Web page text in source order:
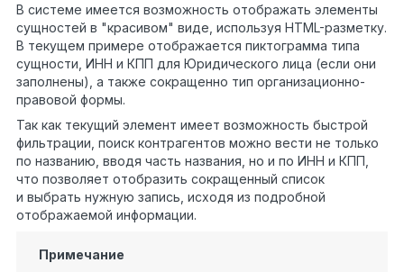
В системе имеется возможность отображать элементы
сущностей в "красивом" виде, используя HTML-разметку.
В текущем примере отображается пиктограмма типа
сущности, ИНН и КПП для Юридического лица (если они
заполнены), а также сокращенно тип организационно-
правовой формы.
Так как текущий элемент имеет возможность быстрой
фильтрации, поиск контрагентов можно вести не только
по названию, вводя часть названия, но и по ИНН и КПП,
что позволяет отобразить сокращенный список
и выбрать нужную запись, исходя из подробной
отображаемой информации.
Примечание